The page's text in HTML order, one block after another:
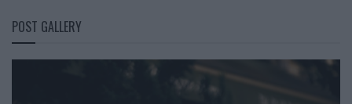
POST GALLERY